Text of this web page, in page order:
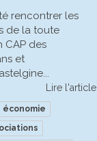
rencontrer les
de la toute
CAP des
et
Lire l'article
économie